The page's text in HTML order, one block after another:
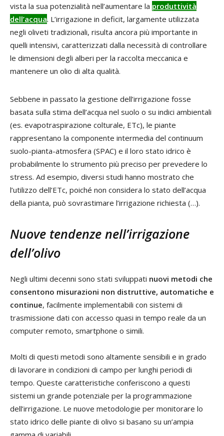
vista la sua potenzialità nell’aumentare la produttività
dell’acqua. L’irrigazione in deficit, largamente utilizzata
negli oliveti tradizionali, risulta ancora più importante in
quelli intensivi, caratterizzati dalla necessità di controllare
le dimensioni degli alberi per la raccolta meccanica e
mantenere un olio di alta qualità.
Sebbene in passato la gestione dell’irrigazione fosse
basata sulla stima dell’acqua nel suolo o su indici ambientali
(es. evapotraspirazione colturale, ETc), le piante
rappresentano la componente intermedia del continuum
suolo-pianta-atmosfera (SPAC) e il loro stato idrico è
probabilmente lo strumento più preciso per prevedere lo
stress. Ad esempio, diversi studi hanno mostrato che
l’utilizzo dell’ETc, poiché non considera lo stato dell’acqua
della pianta, può sovrastimare l’irrigazione richiesta (…).
Nuove tendenze nell’irrigazione
dell’olivo
Negli ultimi decenni sono stati sviluppati nuovi metodi che
consentono misurazioni non distruttive, automatiche e
continue, facilmente implementabili con sistemi di
trasmissione dati con accesso quasi in tempo reale da un
computer remoto, smartphone o simili.
Molti di questi metodi sono altamente sensibili e in grado
di lavorare in condizioni di campo per lunghi periodi di
tempo. Queste caratteristiche conferiscono a questi
sistemi un grande potenziale per la programmazione
dell’irrigazione. Le nuove metodologie per monitorare lo
stato idrico delle piante di olivo si basano su un’ampia